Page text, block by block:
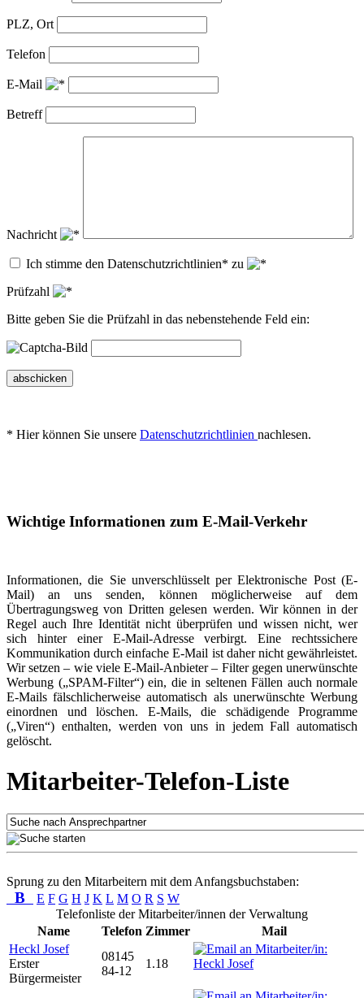
PLZ, Ort
Telefon
E-Mail
Betreff
Nachricht
Ich stimme den Datenschutzrichtlinien* zu
Prüfzahl
Bitte geben Sie die Prüfzahl in das nebenstehende Feld ein:
abschicken
* Hier können Sie unsere Datenschutzrichtlinien nachlesen.
Wichtige Informationen zum E-Mail-Verkehr
Informationen, die Sie unverschlüsselt per Elektronische Post (E-
Mail) an uns senden, können möglicherweise auf dem
Übertragungsweg von Dritten gelesen werden. Wir können in der
Regel auch Ihre Identität nicht überprüfen und wissen nicht, wer
sich hinter einer E-Mail-Adresse verbirgt. Eine rechtssichere
Kommunikation durch einfache E-Mail ist daher nicht gewährleistet.
Wir setzen – wie viele E-Mail-Anbieter – Filter gegen unerwünschte
Werbung („SPAM-Filter“) ein, die in seltenen Fällen auch normale
E-Mails fälschlicherweise automatisch als unerwünschte Werbung
einordnen und löschen. E-Mails, die schädigende Programme
(„Viren“) enthalten, werden von uns in jedem Fall automatisch
gelöscht.
Mitarbeiter-Telefon-Liste
Sprung zu den Mitarbeitern mit dem Anfangsbuchstaben:
B E F G H J K L M O R S W
Telefonliste der Mitarbeiter/innen der Verwaltung
Name
Telefon Zimmer
Mail
Heckl Josef
Erster
Bürgermeister
08145
84-12
1.18